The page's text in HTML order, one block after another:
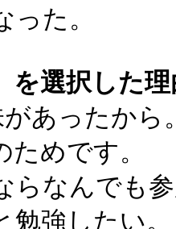
った。
を選択した
があったから
ためです。
らなんでも
勉強したい。